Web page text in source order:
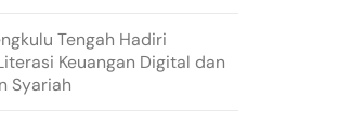
Tengah Hadiri
Keuangan Digital dan
Syariah